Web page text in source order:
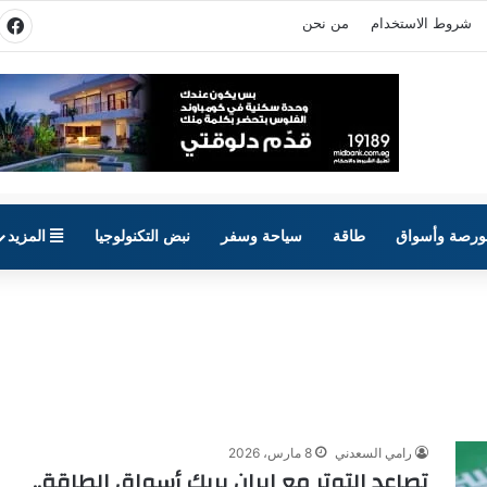
شروط الاستخدام من نحن
وأسواق طاقة سياحة وسفر نبض التكنولوجيا المزيد
رامي السعدني 8 مارس، 2026